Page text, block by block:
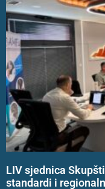
LIV sjednica
standardi i